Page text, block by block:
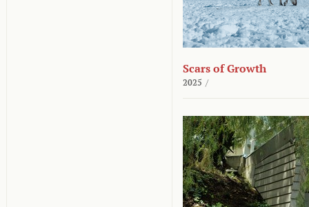
Scars of Growth
2025 /